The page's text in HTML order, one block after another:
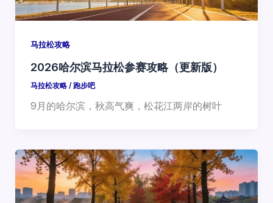
马拉松攻略
2026哈尔滨马拉松参赛攻略（更新版）
马拉松攻略/ 跑步吧
9月的哈尔滨，秋高气爽，松花江两岸的树叶